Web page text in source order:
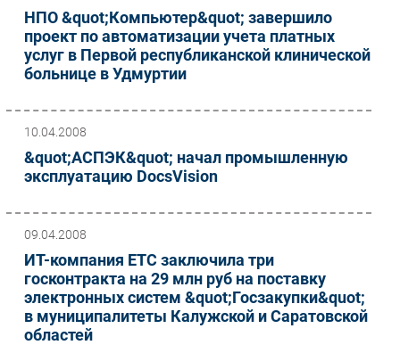
НПО &quot;Компьютер&quot; завершило
проект по автоматизации учета платных
услуг в Первой республиканской клинической
больнице в Удмуртии
10.04.2008
&quot;АСПЭК&quot; начал промышленную
эксплуатацию DocsVision
09.04.2008
ИТ-компания ЕТС заключила три
госконтракта на 29 млн руб на поставку
электронных систем &quot;Госзакупки&quot;
в муниципалитеты Калужской и Саратовской
областей